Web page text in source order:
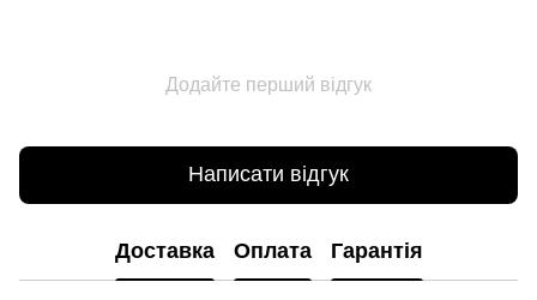
Додайте перший відгук
Написати відгук
Доставка Оплата Гарантія